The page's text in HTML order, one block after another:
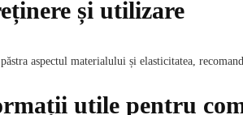
și utilizare
aspectul materialului și elasticitatea,
utile pentru